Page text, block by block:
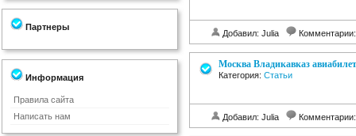
Партнеры
Информация
Правила сайта
Написать нам
Добавил: Julia
Москва Владикавказ
Категория: Статьи
Добавил: Julia